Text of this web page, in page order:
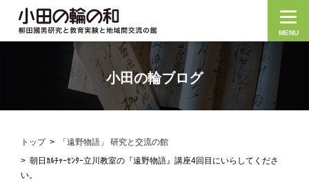
MENU
小田の輪ブログ
トップ
「遠野物語」 研究と交流の館
朝日ｶﾙﾁｬｰｾﾝﾀｰ立川教室の『遠野物語』講座4回目にいらしてくださ
い。